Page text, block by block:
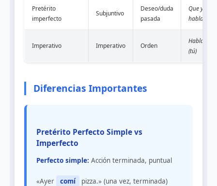
Pretérito
imperfecto
Subjuntivo
Deseo/duda
pasada
Que yo
hablara
Imperativo Imperativo Orden
Habla
(tú)
Diferencias Importantes
Pretérito Perfecto Simple vs
Imperfecto
Perfecto simple: Acción terminada, puntual
«Ayer comí pizza.» (una vez, terminada)